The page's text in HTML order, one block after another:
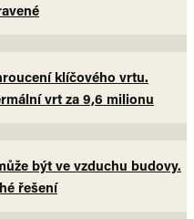
klíčového vrtu.
vrt za 9,6 milionu
být ve vzduchu budovy.
řešení